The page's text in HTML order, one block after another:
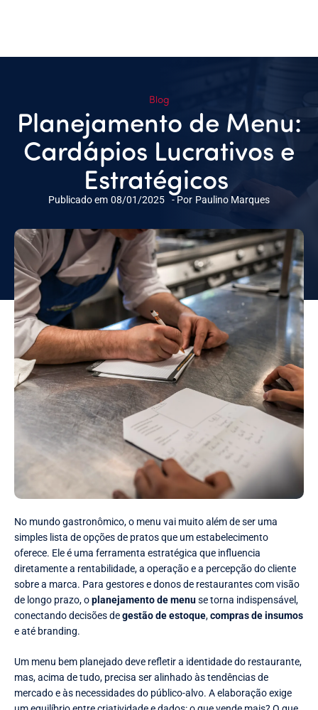
Blog
Planejamento de Menu:
Cardápios Lucrativos e
Estratégicos
Publicado em 08/01/2025 - Por Paulino Marques
No mundo gastronômico, o menu vai muito além de ser uma
simples lista de opções de pratos que um estabelecimento
oferece. Ele é uma ferramenta estratégica que influencia
diretamente a rentabilidade, a operação e a percepção do cliente
sobre a marca. Para gestores e donos de restaurantes com visão
de longo prazo, oplanejamento de menuse torna indispensável,
conectando decisões degestão de estoque,compras de insumos
e até branding.
Um menu bem planejado deve refletir a identidade do restaurante,
mas, acima de tudo, precisa ser alinhado às tendências de
mercado e às necessidades do público-alvo. A elaboração exige